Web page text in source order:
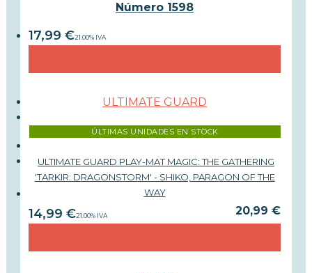
Número 1598
17,99 €21.00% IVA
ULTIMATE GUARD
ÚLTIMAS UNIDADES EN STOCK
ULTIMATE GUARD PLAY-MAT MAGIC: THE GATHERING
'TARKIR: DRAGONSTORM' - SHIKO, PARAGON OF THE
WAY
20,99 €
14,99 €21.00% IVA